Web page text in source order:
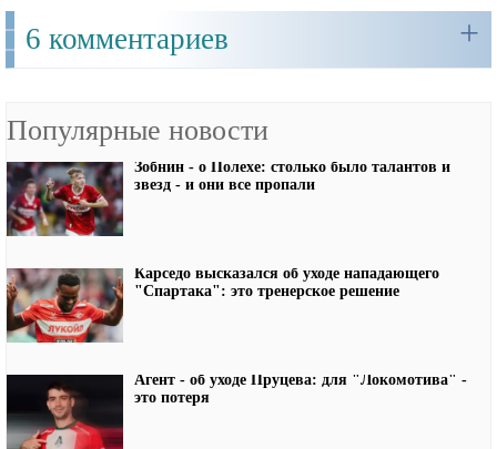
6 комментариев +
Популярные новости
Зобнин - о Полехе: столько было талантов и
звезд - и они все пропали
Карседо высказался об уходе нападающего
"Спартака": это тренерское решение
Агент - об уходе Пруцева: для "Локомотива" -
это потеря